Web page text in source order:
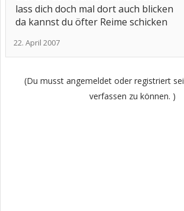
lass dich doch mal dort auch blicken
da kannst du öfter Reime schicken
22. April 2007
(Du musst angemeldet oder registriert
verfassen zu können. )